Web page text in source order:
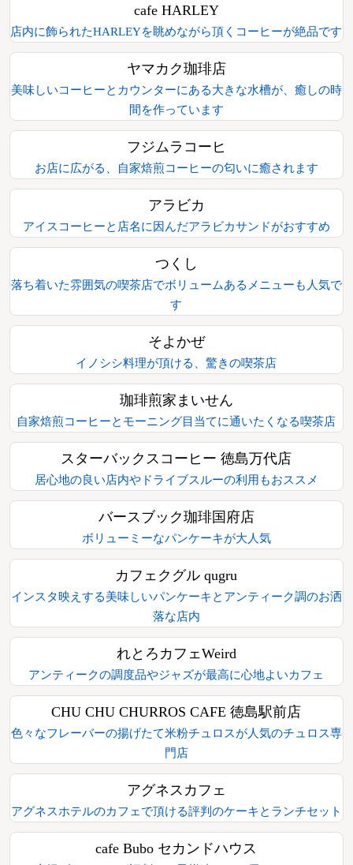
cafe HARLEY
店内に飾られたHARLEYを眺めながら頂くコーヒーが絶品です
ヤマカク珈琲店
美味しいコーヒーとカウンターにある大きな水槽が、癒しの時
間を作っています
フジムラコーヒ
お店に広がる、自家焙煎コーヒーの匂いに癒されます
アラビカ
アイスコーヒーと店名に因んだアラビカサンドがおすすめ
つくし
落ち着いた雰囲気の喫茶店でボリュームあるメニューも人気で
す
そよかぜ
イノシシ料理が頂ける、驚きの喫茶店
珈琲煎家まいせん
自家焙煎コーヒーとモーニング目当てに通いたくなる喫茶店
スターバックスコーヒー 徳島万代店
居心地の良い店内やドライブスルーの利用もおススメ
バースブック珈琲国府店
ボリューミーなパンケーキが大人気
カフェクグル qugru
インスタ映えする美味しいパンケーキとアンティーク調のお洒
落な店内
れとろカフェWeird
アンティークの調度品やジャズが最高に心地よいカフェ
CHU CHU CHURROS CAFE 徳島駅前店
色々なフレーバーの揚げたて米粉チュロスが人気のチュロス専
門店
アグネスカフェ
アグネスホテルのカフェで頂ける評判のケーキとランチセット
cafe Bubo セカンドハウス